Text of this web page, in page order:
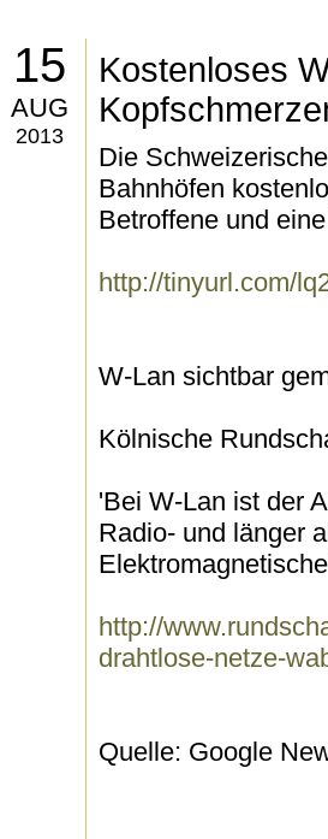
15
AUG
2013
Kostenloses
Die
Bahnhöfen
Betroffene und
http://tinyurl.com/
W-Lan sichtbar
Kölnische
'Bei W-Lan ist der
Radio- und länger
http://
drahtlose-netze-
Quelle: Google